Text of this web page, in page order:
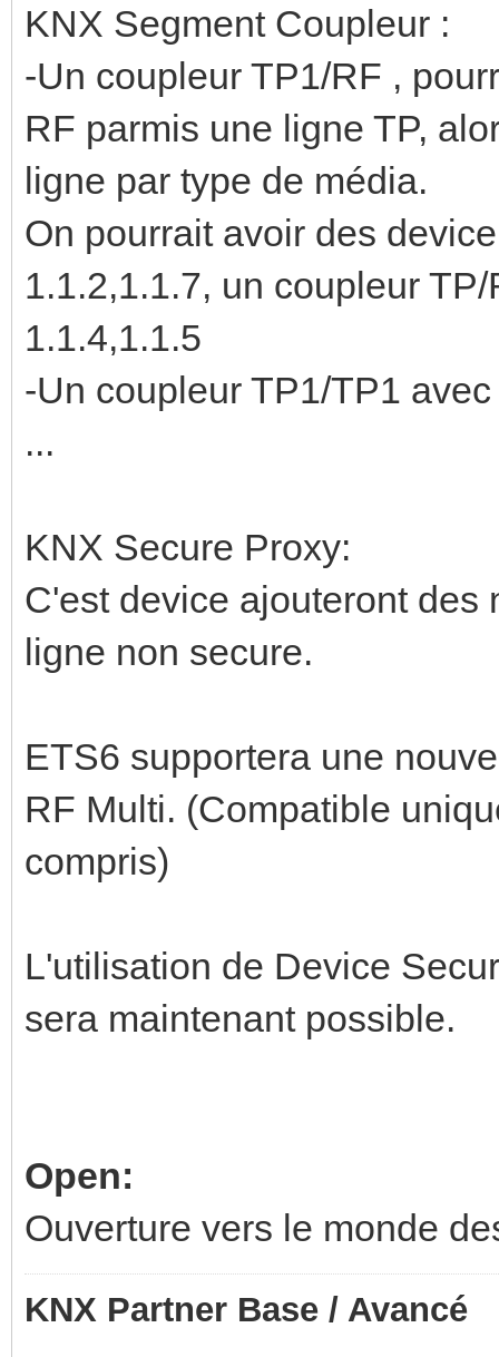
KNX Segment Coupleur :
-Un coupleur TP1/RF ,
RF parmis une ligne TP,
ligne par type de média.
On pourrait avoir des
1.1.2,1.1.7, un coupleur
1.1.4,1.1.5
-Un coupleur TP1/TP1
...
KNX Secure Proxy:
C'est device ajouteront des
ligne non secure.
ETS6 supportera une
RF Multi. (Compatible
compris)
L'utilisation de Device
sera maintenant possible.
Open:
Ouverture vers le monde
KNX Partner Base / Avancé